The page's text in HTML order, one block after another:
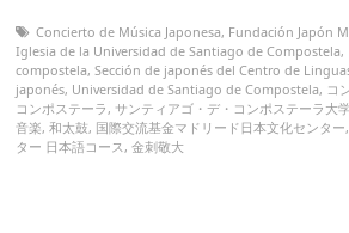
Concierto de Música Japonesa, Fundación Japón
Iglesia de la Universidad de Santiago de Compostela,
compostela,Sección de japonés del Centro de
japonés, Universidad de Santiago de Compostela, コ
コンポステーラ , サンティアゴ・デ・コンポステーラ大
音楽,和太鼓, 国際交流基金マドリード日本文化センター,
ター 日本語コース ,金刺敬大